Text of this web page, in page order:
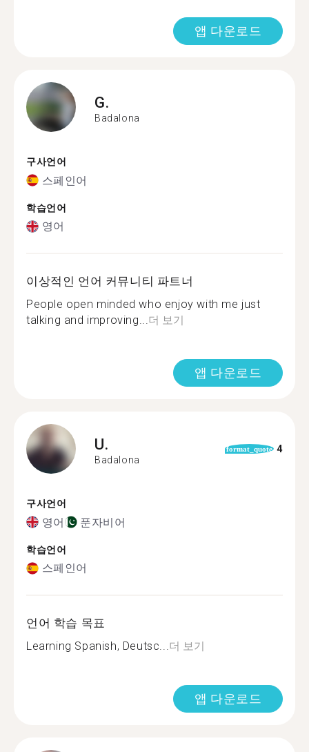
앱 다운로드
G.
Badalona
구사언어
스페인어
학습언어
영어
이상적인 언어 커뮤니티 파트너
People open minded who enjoy with me just
talking and improving...더 보기
앱 다운로드
U.
Badalona
format_quote 4
구사언어
영어 푼자비어
학습언어
스페인어
언어 학습 목표
Learning Spanish, Deutsc...더 보기
앱 다운로드